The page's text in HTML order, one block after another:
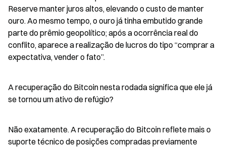
Reserve manter juros altos, elevando o custo de manter
ouro. Ao mesmo tempo, o ouro já tinha embutido grande
parte do prêmio geopolítico; após a ocorrência real do
conflito, aparece a realização de lucros do tipo “comprar a
expectativa, vender o fato”.
A recuperação do Bitcoin nesta rodada significa que ele já
se tornou um ativo de refúgio?
Não exatamente. A recuperação do Bitcoin reflete mais o
suporte técnico de posições compradas previamente